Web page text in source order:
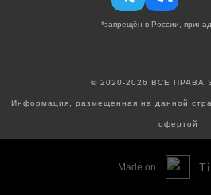
*запрещён в России,
© 2020-2026 ВСЕ ПРАВА
Информация, размещенная на данной
офертой
Made on